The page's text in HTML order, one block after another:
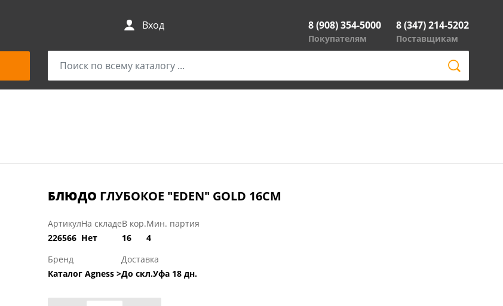
Вход 8 (908) 354-5000
Покупателям
8 (347) 214-5202
Поставщикам
БЛЮДО ГЛУБОКОЕ "EDEN" GOLD 16СМ
Артикул
226566
На складе
Нет
В кор.
16
Мин. партия
4
Бренд
Каталог Agness >
Доставка
До скл.Уфа 18 дн.